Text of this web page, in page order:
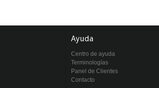
Ayuda
Centro de ayuda
Terminologías
Panel de Clientes
Contacto